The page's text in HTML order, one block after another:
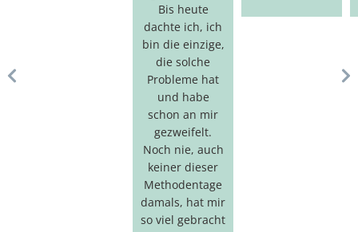
Bis heute
dachte ich, ich
bin die einzige,
die solche
Probleme hat
und habe
schon an mir
gezweifelt.
Noch nie, auch
keiner dieser
Methodentage
damals, hat mir
so viel gebracht